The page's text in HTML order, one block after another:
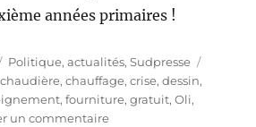
années primaires !
Catégories
Politique, actualités,Sudpresse
chaudière,chauffage,crise,dessin,
,fourniture,gratuit,Oli,
un commentairesur